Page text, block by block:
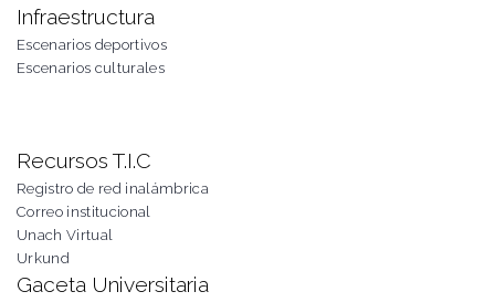
Infraestructura
Escenarios deportivos
Escenarios culturales
Recursos T.I.C
Registro de red inalámbrica
Correo institucional
Unach Virtual
Urkund
Gaceta Universitaria